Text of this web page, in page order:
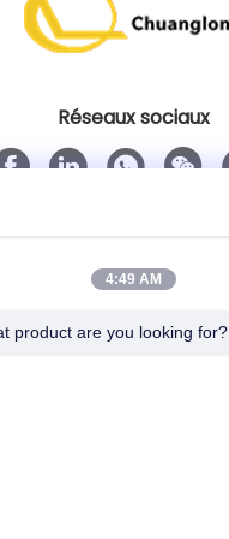
Réseaux sociaux
4:49 AM
product are you looking for?